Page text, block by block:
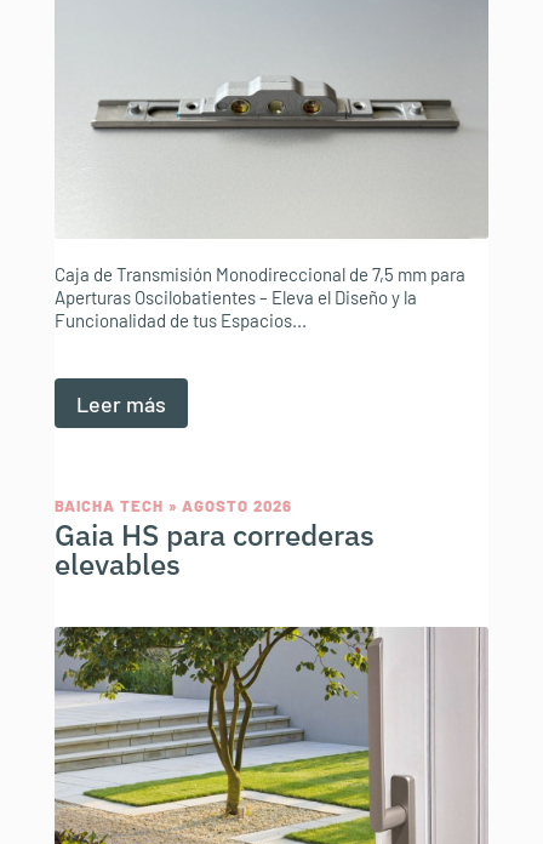
Caja de Transmisión Monodireccional de 7,5 mm para
Aperturas Oscilobatientes – Eleva el Diseño y la
Funcionalidad de tus Espacios...
Leer más
BAICHA TECH » AGOSTO 2026
Gaia HS para correderas
elevables